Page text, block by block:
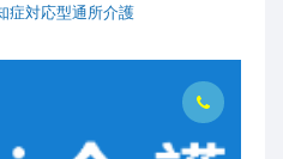
症対応型通所介護